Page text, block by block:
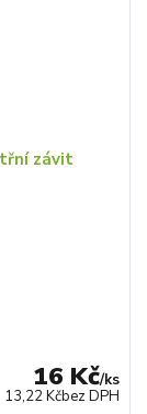
16 Kč/ks
13,22 Kčbez DPH